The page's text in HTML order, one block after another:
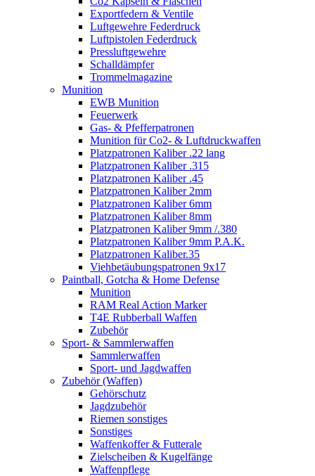
Exportfedern & Ventile
Luftgewehre Federdruck
Luftpistolen Federdruck
Pressluftgewehre
Schalldämpfer
Trommelmagazine
Munition
EWB Munition
Feuerwerk
Gas- & Pfefferpatronen
Munition für Co2- & Luftdruckwaffen
Platzpatronen Kaliber .22 lang
Platzpatronen Kaliber .315
Platzpatronen Kaliber .45
Platzpatronen Kaliber 2mm
Platzpatronen Kaliber 6mm
Platzpatronen Kaliber 8mm
Platzpatronen Kaliber 9mm /.380
Platzpatronen Kaliber 9mm P.A.K.
Platzpatronen Kaliber.35
Viehbetäubungspatronen 9x17
Paintball, Gotcha & Home Defense
Munition
RAM Real Action Marker
T4E Rubberball Waffen
Zubehör
Sport- & Sammlerwaffen
Sammlerwaffen
Sport- und Jagdwaffen
Zubehör (Waffen)
Gehörschutz
Jagdzubehör
Riemen sonstiges
Sonstiges
Waffenkoffer & Futterale
Zielscheiben & Kugelfänge
Waffenpflege